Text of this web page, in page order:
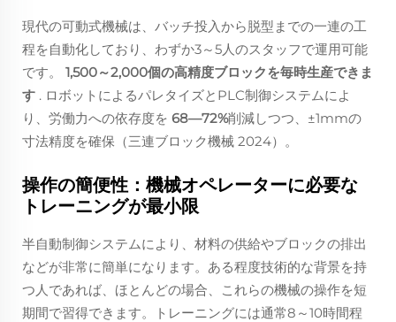
現代の可動式機械は、バッチ投入から脱型までの一連の工
程を自動化しており、わずか3～5人のスタッフで運用可能
です。 1,500～2,000個の高精度ブロックを毎時生産できま
す . ロボットによるパレタイズとPLC制御システムによ
り、労働力への依存度を 68—72%削減しつつ、±1mmの
寸法精度を確保（三連ブロック機械 2024）。
操作の簡便性：機械オペレーターに必要な
トレーニングが最小限
半自動制御システムにより、材料の供給やブロックの排出
などが非常に簡単になります。ある程度技術的な背景を持
つ人であれば、ほとんどの場合、これらの機械の操作を短
期間で習得できます。トレーニングには通常8～10時間程